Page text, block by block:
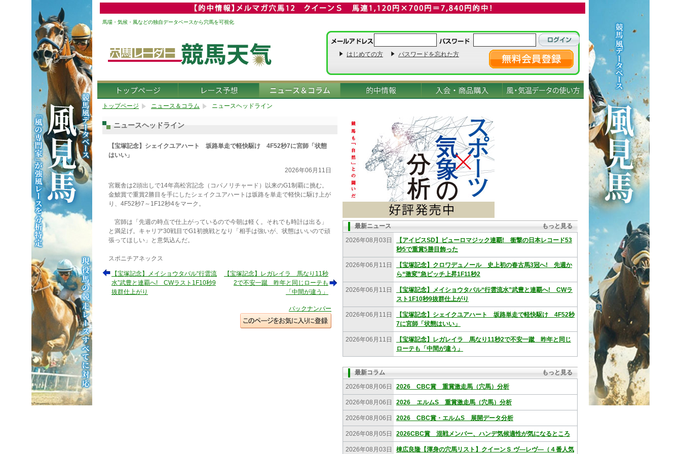
馬場・気候・風などの独自データベースから穴馬を可視化
はじめての方 パスワードを忘れた方
トップページ ニュース＆コラム ニュースヘッドライン
ニュースヘッドライン
【宝塚記念】シェイクユアハート 坂路単走で軽快駆け 4F52秒7に宮師「状態
はいい」
2026年06月11日
宮厩舎は2頭出しで14年高松宮記念（コパノリチャード）以来のG1制覇に挑む。
金鯱賞で重賞2勝目を手にしたシェイクユアハートは坂路を単走で軽快に駆け上が
り、4F52秒7～1F12秒4をマーク。
宮師は「先週の時点で仕上がっているので今朝は軽く。それでも時計は出る」
と満足げ。キャリア30戦目でG1初挑戦となり「相手は強いが、状態はいいので頑
張ってほしい」と意気込んだ。
スポニチアネックス
【宝塚記念】メイショウタバル“行雲流
水”武豊と連覇へ! CWラスト1F10秒9
抜群仕上がり
【宝塚記念】レガレイラ 馬なり11秒
2で不安一蹴 昨年と同じローテも
「中間が違う」
バックナンバー
最新ニュース
もっと見る
2026年08月03日
【アイビスSD】ピューロマジック連覇! 衝撃の日本レコード53
秒5で重賞5勝目飾った
2026年06月11日
【宝塚記念】クロワデュノール 史上初の春古馬3冠へ! 先週か
ら“激変”急ピッチ上昇1F11秒2
2026年06月11日
【宝塚記念】メイショウタバル“行雲流水”武豊と連覇へ! CWラ
スト1F10秒9抜群仕上がり
2026年06月11日
【宝塚記念】シェイクユアハート 坂路単走で軽快駆け 4F52秒
7に宮師「状態はいい」
2026年06月11日
【宝塚記念】レガレイラ 馬なり11秒2で不安一蹴 昨年と同じ
ローテも「中間が違う」
最新コラム
もっと見る
2026年08月06日
2026 CBC賞 重賞激走馬（穴馬）分析
2026年08月06日 2026 エルムS 重賞激走馬（穴馬）分析
2026年08月06日 2026 CBC賞・エルムS 展開データ分析
2026年08月05日 2026CBC賞 混戦メンバー、ハンデ気候適性が気になるところ
2026年08月03日 棟広良隆【渾身の穴馬リスト】クイーンＳ ヴ―レヴ―（４番人気